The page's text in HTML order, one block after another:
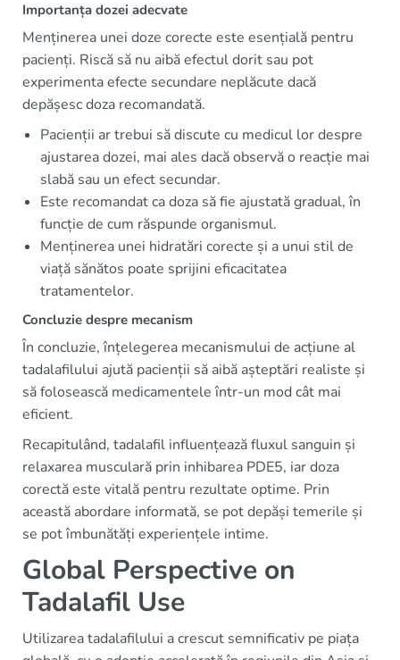
Importanța dozei adecvate
Menținerea unei doze corecte este esențială pentru
pacienți. Riscă să nu aibă efectul dorit sau pot
experimenta efecte secundare neplăcute dacă
depășesc doza recomandată.
Pacienții ar trebui să discute cu medicul lor despre
ajustarea dozei, mai ales dacă observă o reacție mai
slabă sau un efect secundar.
Este recomandat ca doza să fie ajustată gradual, în
funcție de cum răspunde organismul.
Menținerea unei hidratări corecte și a unui stil de
viață sănătos poate sprijini eficacitatea
tratamentelor.
Concluzie despre mecanism
În concluzie, înțelegerea mecanismului de acțiune al
tadalafilului ajută pacienții să aibă așteptări realiste și
să folosească medicamentele într-un mod cât mai
eficient.
Recapitulând, tadalafil influențează fluxul sanguin și
relaxarea musculară prin inhibarea PDE5, iar doza
corectă este vitală pentru rezultate optime. Prin
această abordare informată, se pot depăși temerile și
se pot îmbunătăți experiențele intime.
Global Perspective on
Tadalafil Use
Utilizarea tadalafilului a crescut semnificativ pe piața